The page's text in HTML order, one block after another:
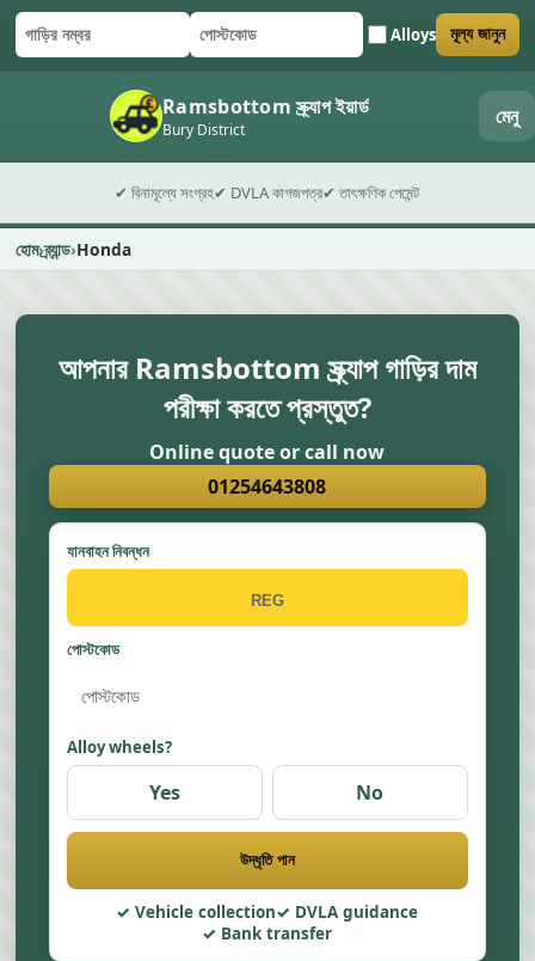
গাড়ির নম্বর
পোস্টকোড Alloys
ফর্ম জমা দিন মূল্য জানুন
Ramsbottom স্ক্র্যাপ ইয়ার্ড
Bury District মেনু
✔ বিনামূল্যে সংগ্রহ✔ DVLA কাগজপত্র✔ তাৎক্ষণিক পেমেন্ট
হোম ব্র্যান্ড Honda
আপনার Ramsbottom স্ক্র্যাপ গাড়ির দাম
পরীক্ষা করতে প্রস্তুত?
Online quote or call now
01254643808
যানবাহন নিবন্ধন
পোস্টকোড
Alloy wheels?
Yes No
উদ্ধৃতি পান
Vehicle collection
DVLA guidance
Bank transfer